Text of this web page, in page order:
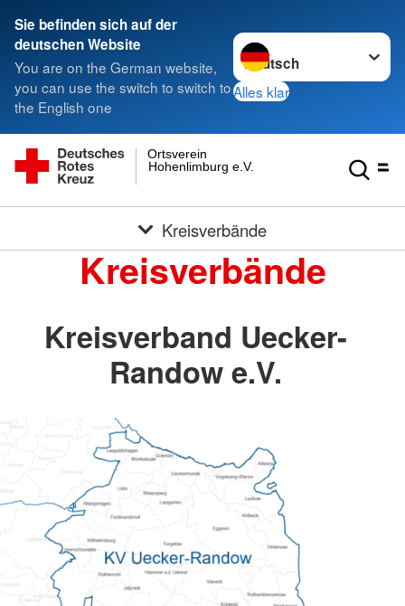
Sie befinden sich auf der
deutschen Website
You are on the German website,
you can use the switch to switch to
the English one
Sprache wechseln zu
Alles klar
Hohenlimburg e.V.
Ortsverein
Kreisverbände
Kreisverbände
Kreisverband Uecker-
Randow e.V.